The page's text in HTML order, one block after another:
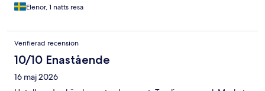
Elenor, 1 natts resa
Verifierad recension
10/10 Enastående
16 maj 2026